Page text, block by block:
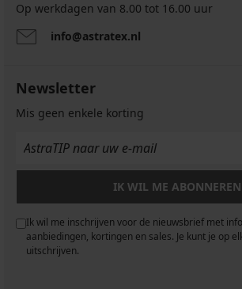
Op werkdagen van 8.00 tot 16.00 uur
info@astratex.nl
Newsletter
Mis geen enkele korting
IK WIL ME ABONNEREN
Ik wil me inschrijven voor de nieuwsbrief met
aanbiedingen, kortingen en sales. Je kunt je op
uitschrijven.